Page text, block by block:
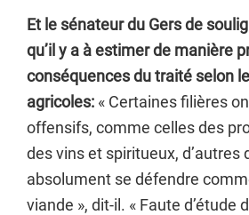
Et le sénateur du Gers de
qu’il y a à estimer de manière
conséquences du traité selon
agricoles: « Certaines filières
offensifs, comme celles des
des vins et spiritueux, d’autres
absolument se défendre
viande », dit-il. « Faute d’étude